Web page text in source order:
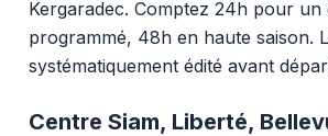
Kergaradec. Comptez 24h pour un
programmé, 48h en haute saison.
systématiquement édité avant
Centre Siam, Liberté,